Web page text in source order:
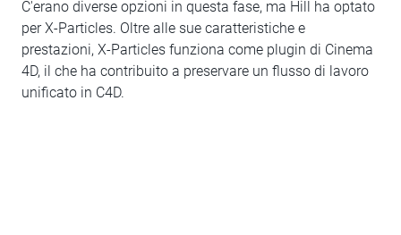
C'erano diverse opzioni in questa fase, ma Hill ha optato
per X-Particles. Oltre alle sue caratteristiche e
prestazioni, X-Particles funziona come plugin di Cinema
4D, il che ha contribuito a preservare un flusso di lavoro
unificato in C4D.